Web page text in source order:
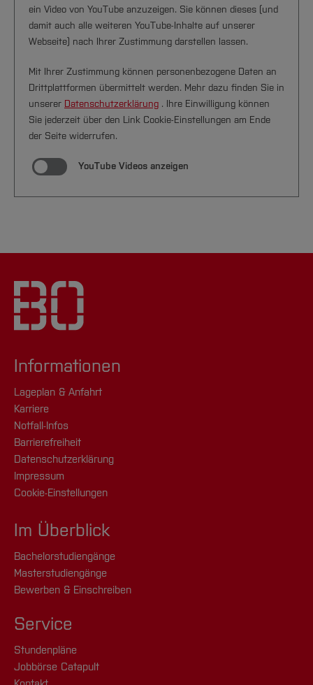
ein Video von YouTube anzuzeigen. Sie können dieses (und
damit auch alle weiteren YouTube-Inhalte auf unserer
Webseite) nach Ihrer Zustimmung darstellen lassen.
Mit Ihrer Zustimmung können personenbezogene Daten an
Drittplattformen übermittelt werden. Mehr dazu finden Sie in
unserer Datenschutzerklärung . Ihre Einwilligung können
Sie jederzeit über den Link Cookie-Einstellungen am Ende
der Seite widerrufen.
YouTube Videos anzeigen
Informationen
Lageplan & Anfahrt
Karriere
Notfall-Infos
Barrierefreiheit
Datenschutzerklärung
Impressum
Cookie-Einstellungen
Im Überblick
Bachelorstudiengänge
Masterstudiengänge
Bewerben & Einschreiben
Service
Stundenpläne
Jobbörse Catapult